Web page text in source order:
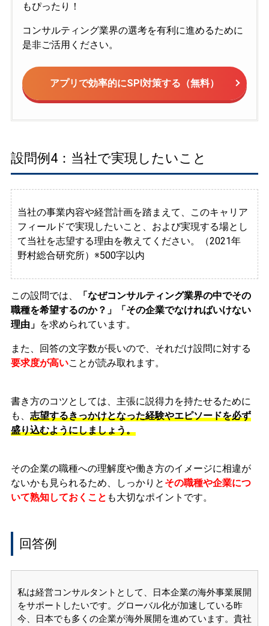
もぴったり！
コンサルティング業界の選考を有利に進めるために
是非ご活用ください。
アプリで効率的にSPI対策する（無料）
設問例4：当社で実現したいこと
当社の事業内容や経営計画を踏まえて、このキャリア
フィールドで実現したいこと、および実現する場とし
て当社を志望する理由を教えてください。（2021年
野村総合研究所）※500字以内
この設問では、
「なぜコンサルティング業界の中でその
職種を希望するのか？」「その企業でなければいけない
理由」 を求められています。
また、回答の文字数が長いので、それだけ設問に対する
要求度が高いことが読み取れます。
書き方のコツとしては、主張に説得力を持たせるために
も、 志望するきっかけとなった経験やエピソードを必ず
盛り込むようにしましょう。
その企業の職種への理解度や働き方のイメージに相違が
ないかも見られるため、しっかりと その職種や企業につ
いて熟知しておくこと も大切なポイントです。
回答例
私は経営コンサルタントとして、日本企業の海外事業展開
をサポートしたいです。グローバル化が加速している昨
今、日本でも多くの企業が海外展開を進めています。貴社